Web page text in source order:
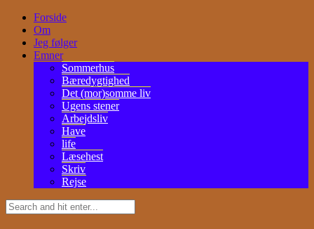
Forside
Om
Jeg følger
Emner
Sommerhus
Bæredygtighed
Det (mor)somme liv
Ugens stener
Arbejdsliv
Have
life
Læsehest
Skriv
Rejse